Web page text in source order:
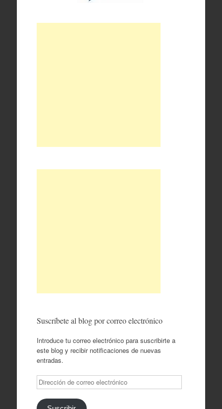
Suscríbete al blog por correo electrónico
Introduce tu correo electrónico para suscribirte a
este blog y recibir notificaciones de nuevas
entradas.
Dirección
de
correo